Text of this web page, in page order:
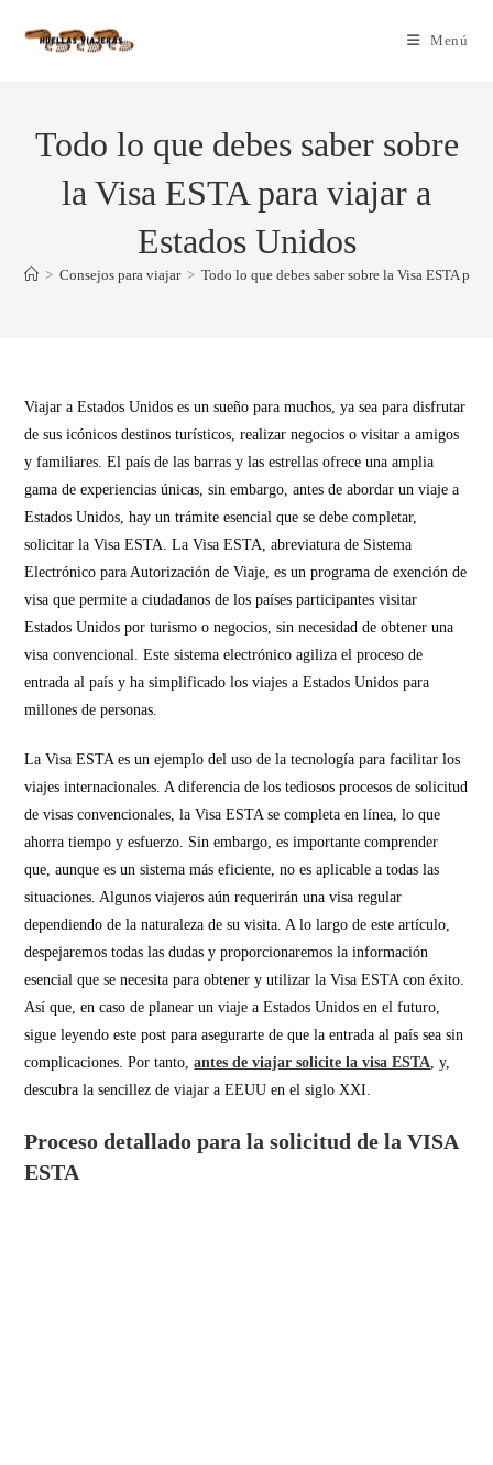
Menú
Todo lo que debes saber sobre
la Visa ESTA para viajar a
Estados Unidos
> Consejos para viajar > Todo lo que debes saber sobre la Visa ESTA
Viajar a Estados Unidos es un sueño para muchos, ya sea para disfrutar
de sus icónicos destinos turísticos, realizar negocios o visitar a amigos
y familiares. El país de las barras y las estrellas ofrece una amplia
gama de experiencias únicas, sin embargo, antes de abordar un viaje a
Estados Unidos, hay un trámite esencial que se debe completar,
solicitar la Visa ESTA. La Visa ESTA, abreviatura de Sistema
Electrónico para Autorización de Viaje, es un programa de exención de
visa que permite a ciudadanos de los países participantes visitar
Estados Unidos por turismo o negocios, sin necesidad de obtener una
visa convencional. Este sistema electrónico agiliza el proceso de
entrada al país y ha simplificado los viajes a Estados Unidos para
millones de personas.
La Visa ESTA es un ejemplo del uso de la tecnología para facilitar los
viajes internacionales. A diferencia de los tediosos procesos de solicitud
de visas convencionales, la Visa ESTA se completa en línea, lo que
ahorra tiempo y esfuerzo. Sin embargo, es importante comprender
que, aunque es un sistema más eficiente, no es aplicable a todas las
situaciones. Algunos viajeros aún requerirán una visa regular
dependiendo de la naturaleza de su visita. A lo largo de este artículo,
despejaremos todas las dudas y proporcionaremos la información
esencial que se necesita para obtener y utilizar la Visa ESTA con éxito.
Así que, en caso de planear un viaje a Estados Unidos en el futuro,
sigue leyendo este post para asegurarte de que la entrada al país sea sin
complicaciones. Por tanto,antes de viajar solicite la visa ESTA, y,
descubra la sencillez de viajar a EEUU en el siglo XXI.
Proceso detallado para la solicitud de la VISA
ESTA